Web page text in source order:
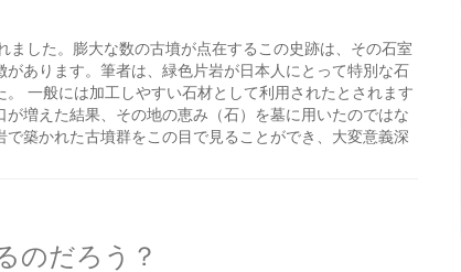
ました。膨大な数の古墳が点在するこの史跡は、その石室
あります。筆者は、緑色片岩が日本人にとって特別な石
一般には加工しやすい石材として利用されたとされます
増えた結果、その地の恵み（石）を墓に用いたのではな
築かれた古墳群をこの目で見ることができ、大変意義深
のだろう？